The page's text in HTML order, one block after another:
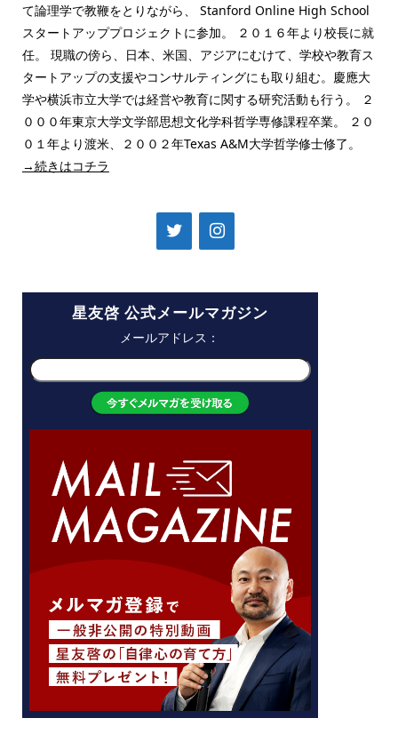
て論理学で教鞭をとりながら、 Stanford Online High School
スタートアッププロジェクトに参加。 ２０１６年より校長に就
任。 現職の傍ら、日本、米国、アジアにむけて、学校や教育ス
タートアップの支援やコンサルティングにも取り組む。慶應大
学や横浜市立大学では経営や教育に関する研究活動も行う。 ２
０００年東京大学文学部思想文化学科哲学専修課程卒業。 ２０
０１年より渡米、２００２年Texas A&M大学哲学修士修了。
→続きはコチラ
星友啓 公式メールマガジン
メールアドレス：